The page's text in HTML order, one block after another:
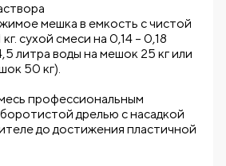
мешка в емкость с чистой
сухой смеси на 0,14 – 0,18
литра воды на мешок 25 кг или
50 кг).
профессиональным
дрелью с насадкой
до достижения пластичной